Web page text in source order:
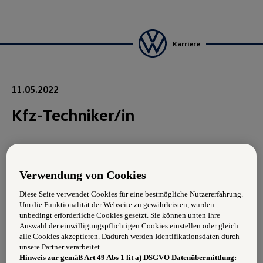
Karriere
11.05.2022
Kfz-Techniker/in
Service, Instandhaltung, Updates und Sondereinbauten
vorwiegend an VW und Skoda Modellen
Anforderungen:
Begeisterung für die Automarken unseres Konzerns
Verwendung von Cookies
Diese Seite verwendet Cookies für eine bestmögliche Nutzererfahrung.
Um die Funktionalität der Webseite zu gewährleisten, wurden
unbedingt erforderliche Cookies gesetzt. Sie können unten Ihre
Auswahl der einwilligungspflichtigen Cookies einstellen oder gleich
alle Cookies akzeptieren. Dadurch werden Identifikationsdaten durch
unsere Partner verarbeitet.
Hinweis zur gemäß Art 49 Abs 1 lit a) DSGVO Datenübermittlung: